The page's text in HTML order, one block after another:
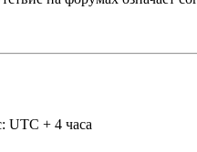
UTC + 4 часа